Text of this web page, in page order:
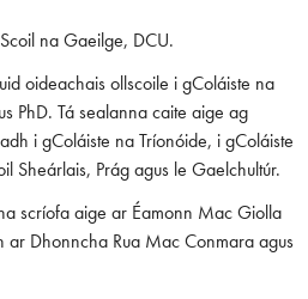
na Gaeilge, DCU.
oideachais ollscoile i gColáiste na
PhD. Tá sealanna caite aige ag
i gColáiste na Tríonóide, i gColáiste
Sheárlais, Prág agus le Gaelchultúr.
scríofa aige ar Éamonn Mac Giolla
ar Dhonncha Rua Mac Conmara agus